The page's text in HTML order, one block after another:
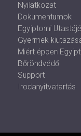
Nyilatkozat
Dokumentumok
Egyiptomi
Gyermek
Miért éppen
Bőröndvédő
Support
Irodanyitvatartás